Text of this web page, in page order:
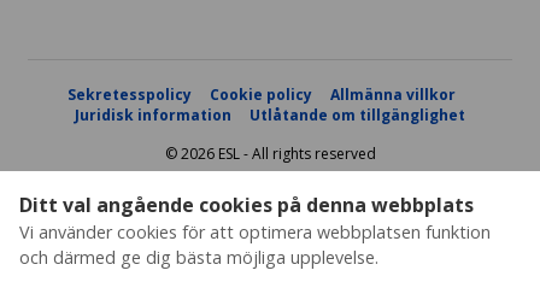
Ditt val angående cookies på denna webbplats
Vi använder cookies för att optimera webbplatsen funktion
och därmed ge dig bästa möjliga upplevelse.
Sekretesspolicy Cookie policy
Allmänna villkor
Juridisk information
Utlåtande om tillgänglighet
© 2026 ESL - All rights reserved